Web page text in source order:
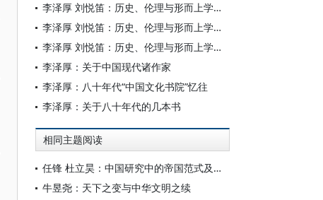
李泽厚 刘悦笛：历史、伦理与形而上学（下）
李泽厚 刘悦笛：历史、伦理与形而上学（中）
李泽厚 刘悦笛：历史、伦理与形而上学（上）
李泽厚：关于中国现代诸作家
李泽厚：八十年代“中国文化书院”忆往
李泽厚：关于八十年代的几本书
相同主题阅读
任锋 杜立昊：中国研究中的帝国范式及其省思
牛昱尧：天下之变与中华文明之续